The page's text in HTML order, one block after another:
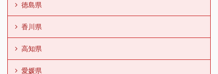
徳島県
香川県
高知県
愛媛県